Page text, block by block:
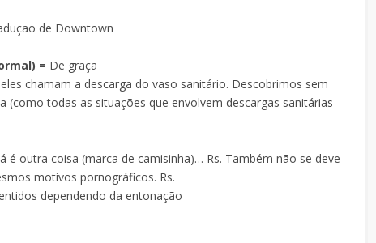
de Downtown
= De graça
chamam a descarga do vaso sanitário. Descobrimos sem
(como todas as situações que envolvem descargas sanitárias
é outra coisa (marca de camisinha)… Rs. Também não se deve
motivos pornográficos. Rs.
dependendo da entonação